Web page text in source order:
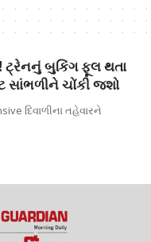
ટ્રેનનું બુકિંગ ફૂલ થતા
સાંભળીને ચોંકી જશો
દિવાળીના તહેવારને